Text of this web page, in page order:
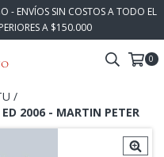
- ENVÍOS SIN COSTOS A TODO EL
A $150.000
0
/
2006 - MARTIN PETER